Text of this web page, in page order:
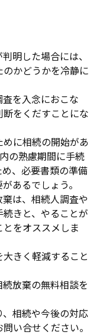
明した場合には、
かどうかを冷静に
を入念におこな
をくだすことにな
に相続の開始があ
の熟慮期間に手続
、必要書類の準備
あるでしょう。
は、相続人調査や
きと、やることが
をオススメしま
きく軽減すること
放棄の無料相談を
相続や今後の対応
い合せください。